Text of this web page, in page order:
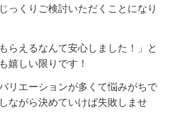
っくりご検討いただくことになり
らえるなんて安心しました！」と
嬉しい限りです！
リエーションが多くて悩みがちで
ながら決めていけば失敗しませ